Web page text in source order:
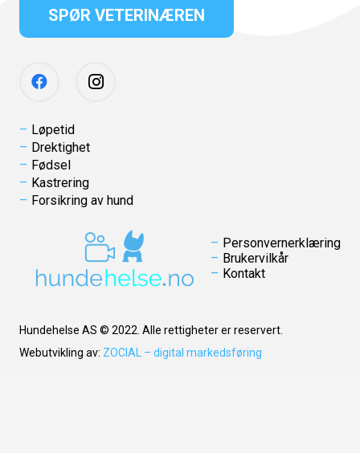
SPØR VETERINÆREN
Løpetid
Drektighet
Fødsel
Kastrering
Forsikring av hund
Personvernerklæring
Brukervilkår
Kontakt
Hundehelse AS © 2022. Alle rettigheter er reservert.
Webutvikling av: ZOCIAL – digital markedsføring